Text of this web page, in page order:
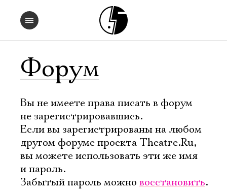
Форум
Вы не имеете права писать в форум
не зарегистрировавшись.
Если вы зарегистрированы на любом
другом форуме проекта Theatre.Ru,
вы можете использовать эти же имя
и пароль.
Забытый пароль можно восстановить.